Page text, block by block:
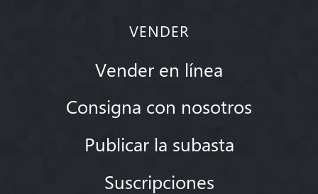
VENDER
Vender en línea
Consigna con nosotros
Publicar la subasta
Suscripciones